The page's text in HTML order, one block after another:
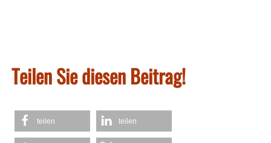
Teilen Sie diesen Beitrag!
teilen teilen